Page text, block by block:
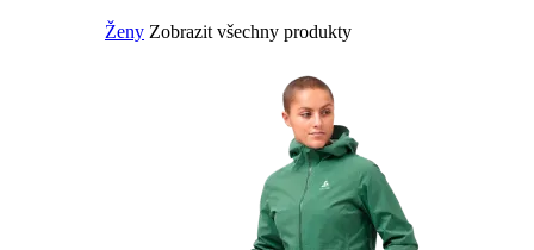
Ženy Zobrazit všechny produkty